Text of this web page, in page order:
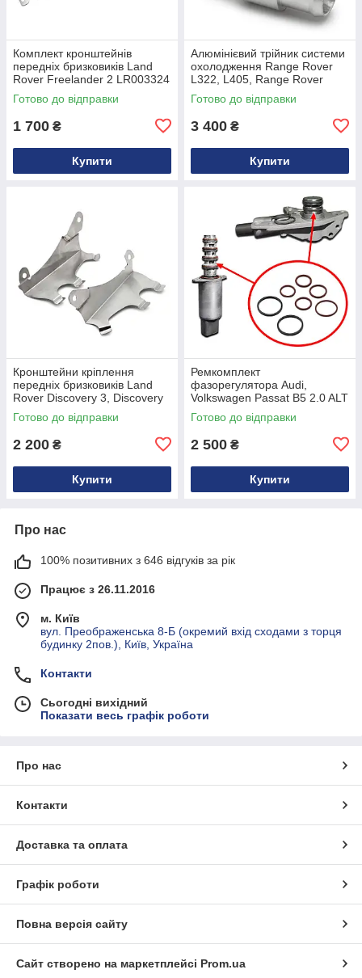
Комплект кронштейнів
передніх бризковиків Land
Rover Freelander 2 LR003324
Готово до відправки
1 700 ₴
Купити
Алюмінієвий трійник системи
охолодження Range Rover
L322, L405, Range Rover
Sport L494 3.0 V6, 4.4 V8
LR022718
Готово до відправки
3 400 ₴
Купити
Кронштейни кріплення
передніх бризковиків Land
Rover Discovery 3, Discovery
4 з нержавіючої сталі
CAS500010PCL
Готово до відправки
2 200 ₴
Купити
Ремкомплект
фазорегулятора Audi,
Volkswagen Passat B5 2.0 ALT
Готово до відправки
2 500 ₴
Купити
Про нас
100% позитивних з 646 відгуків за рік
Працює з 26.11.2016
м. Київ
вул. Преображенська 8-Б (окремий вхід сходами з торця
будинку 2пов.), Київ, Україна
Контакти
Сьогодні вихідний
Показати весь графік роботи
Про нас
Контакти
Доставка та оплата
Графік роботи
Повна версія сайту
Сайт створено на маркетплейсі Prom.ua